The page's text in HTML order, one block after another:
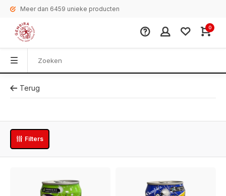
Meer dan 6459 unieke producten
0
Terug
Filters